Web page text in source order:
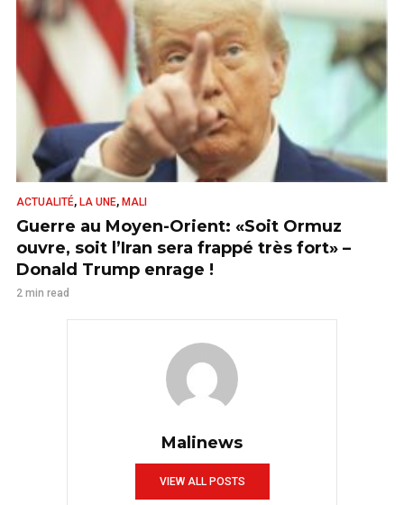
ACTUALITÉ, LA UNE, MALI
Guerre au Moyen-Orient: «Soit Ormuz
ouvre, soit l’Iran sera frappé très fort» –
Donald Trump enrage !
2 min read
Malinews
VIEW ALL POSTS